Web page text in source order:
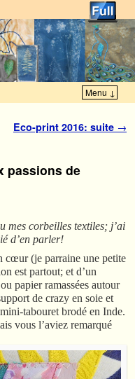
Menu ↓
Eco-print 2016: suite →
passions de
mes corbeilles textiles; j’ai
d’en parler!
cœur (je parraine une petite
est partout; et d’un
papier ramassées autour
de crazy en soie et
tabouret brodé en Inde.
vous l’aviez remarqué